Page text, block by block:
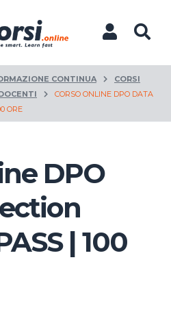
CONTINUA
CORSI
CORSO ONLINE DPO DATA
ORE
DPO
| 100